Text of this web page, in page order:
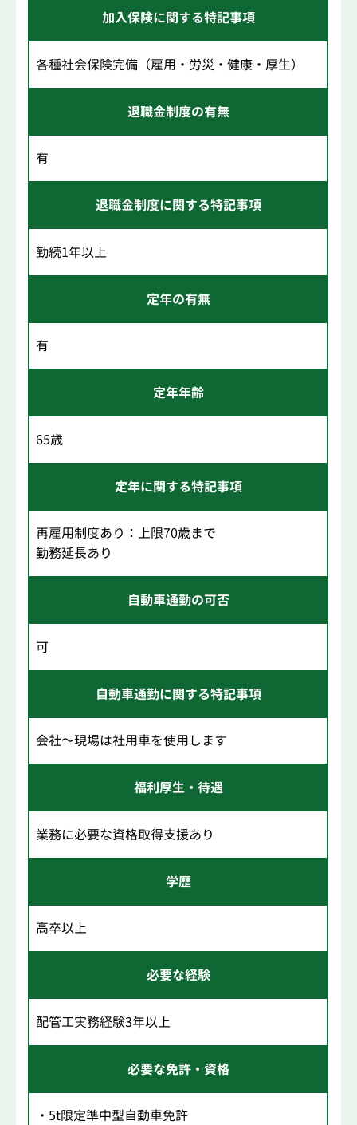
加入保険に関する特記事項
各種社会保険完備（雇用・労災・健康・厚生）
退職金制度の有無
有
退職金制度に関する特記事項
勤続1年以上
定年の有無
有
定年年齢
65歳
定年に関する特記事項
再雇用制度あり：上限70歳まで
勤務延長あり
自動車通勤の可否
可
自動車通勤に関する特記事項
会社～現場は社用車を使用します
福利厚生・待遇
業務に必要な資格取得支援あり
学歴
高卒以上
必要な経験
配管工実務経験3年以上
必要な免許・資格
・5t限定準中型自動車免許